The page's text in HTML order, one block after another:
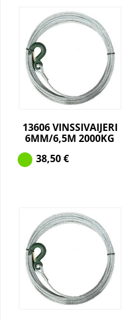
13606 VINSSIVAIJERI
6MM/6,5M 2000KG
38,50€